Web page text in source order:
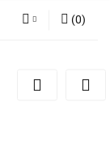
(0)